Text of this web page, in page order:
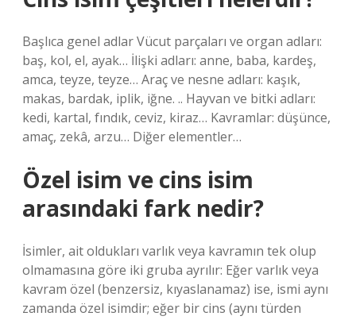
Başlıca genel adlar Vücut parçaları ve organ adları:
baş, kol, el, ayak… İlişki adları: anne, baba, kardeş,
amca, teyze, teyze… Araç ve nesne adları: kaşık,
makas, bardak, iplik, iğne. .. Hayvan ve bitki adları:
kedi, kartal, fındık, ceviz, kiraz… Kavramlar: düşünce,
amaç, zekâ, arzu… Diğer elementler…
Özel isim ve cins isim
arasındaki fark nedir?
İsimler, ait oldukları varlık veya kavramın tek olup
olmamasına göre iki gruba ayrılır: Eğer varlık veya
kavram özel (benzersiz, kıyaslanamaz) ise, ismi aynı
zamanda özel isimdir; eğer bir cins (aynı türden